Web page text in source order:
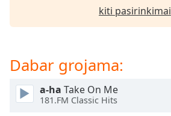
Text
kiti pasirinkimai
Dabar grojama:
a-ha Take On Me
181.FM Classic Hits